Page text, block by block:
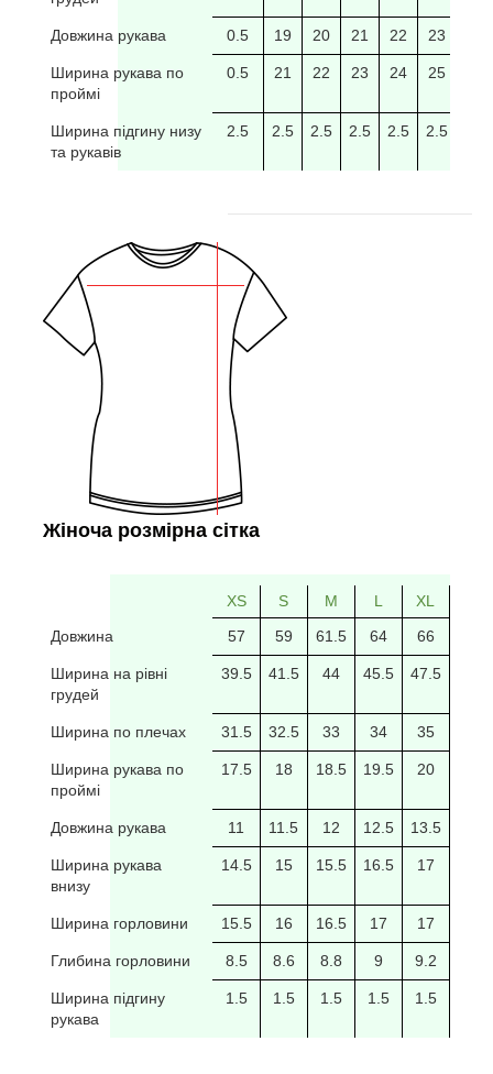
Довжина рукава 0.5 19 20 21 22 23
Ширина рукава по
проймі
0.5 21 22 23 24 25
Ширина підгину низу
та рукавів
2.5 2.5 2.5 2.5 2.5 2.5
Жіноча розмірна сітка
XS S M L XL
Довжина
57 59 61.5 64 66
Ширина на рівні
грудей
39.5 41.5 44 45.5 47.5
Ширина по плечах 31.5 32.5 33 34 35
Ширина рукава по
проймі
17.5 18 18.5 19.5 20
Довжина рукава 11 11.5 12 12.5 13.5
Ширина рукава
внизу
14.5 15 15.5 16.5 17
Ширина горловини 15.5 16 16.5 17 17
Глибина горловини 8.5 8.6 8.8 9 9.2
Ширина підгину
рукава
1.5 1.5 1.5 1.5 1.5